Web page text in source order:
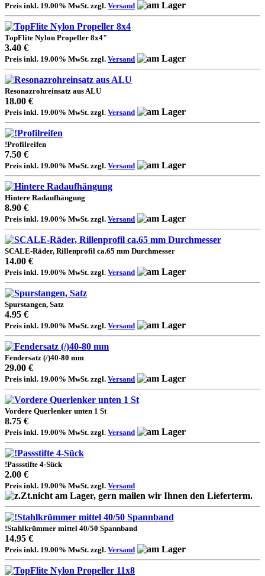
Preis inkl. 19.00% MwSt. zzgl. Versand
TopFlite Nylon Propeller 8x4"
3.40 €
Preis inkl. 19.00% MwSt. zzgl. Versand
Resonazrohreinsatz aus ALU
18.00 €
Preis inkl. 19.00% MwSt. zzgl. Versand
!Profilreifen
7.50 €
Preis inkl. 19.00% MwSt. zzgl. Versand
Hintere Radaufhängung
8.90 €
Preis inkl. 19.00% MwSt. zzgl. Versand
SCALE-Räder, Rillenprofil ca.65 mm Durchmesser
14.00 €
Preis inkl. 19.00% MwSt. zzgl. Versand
Spurstangen, Satz
4.95 €
Preis inkl. 19.00% MwSt. zzgl. Versand
Fendersatz (/)40-80 mm
29.00 €
Preis inkl. 19.00% MwSt. zzgl. Versand
Vordere Querlenker unten 1 St
8.75 €
Preis inkl. 19.00% MwSt. zzgl. Versand
!Passstifte 4-Sück
2.00 €
Preis inkl. 19.00% MwSt. zzgl. Versand
!Stahlkrümmer mittel 40/50 Spannband
14.95 €
Preis inkl. 19.00% MwSt. zzgl. Versand